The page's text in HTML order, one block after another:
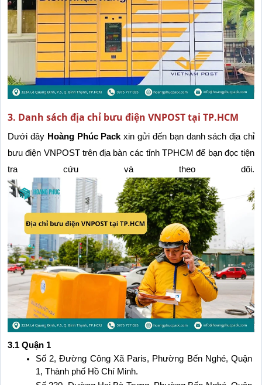
3. Danh sách địa chỉ bưu điện VNPOST tại TP.HCM
Dưới đây Hoàng Phúc Pack xin gửi đến bạn danh sách địa chỉ
bưu điện VNPOST trên địa bàn các tỉnh TPHCM để bạn đọc tiện
tra cứu và theo dõi.
3.1 Quận 1
Số 2, Đường Công Xã Paris, Phường Bến Nghé, Quận
1, Thành phố Hồ Chí Minh.